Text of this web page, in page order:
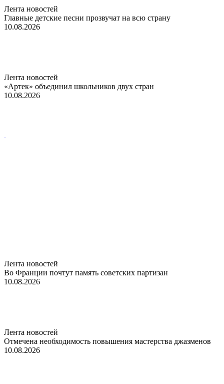
Лента новостей
Главные детские песни прозвучат на всю страну
10.08.2026
Лента новостей
«Артек» объединил школьников двух стран
10.08.2026
Лента новостей
Во Франции почтут память советских партизан
10.08.2026
Лента новостей
Отмечена необходимость повышения мастерства джазменов
10.08.2026